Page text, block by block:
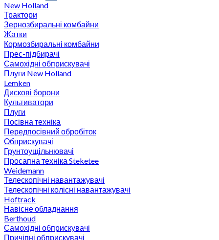
New Holland
Трактори
Зернозбиральні комбайни
Жатки
Кормозбиральні комбайни
Прес-підбирачі
Самохідні обприскувачі
Плуги New Holland
Lemken
Дискові борони
Культиватори
Плуги
Посівна техніка
Передпосівний обробіток
Обприскувачі
Грунтоущільнювачі
Просапна техніка Steketee
Weidemann
Телескопічні навантажувачі
Телескопічні колісні навантажувачі
Hoftrack
Навісне обладнання
Berthoud
Самохідні обприскувачі
Причіпні обприскувачі